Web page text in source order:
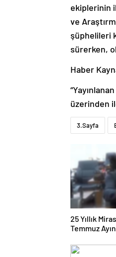
ekiplerinin
ve
şüphelileri
sürerken,
Haber
üzerinden
3.Sayfa
25 Yıllık
Temmuz